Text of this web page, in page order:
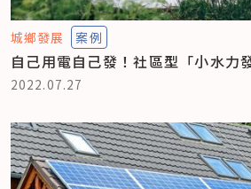
城鄉發展 案例
自己用電自己發！社區型「小水力
2022.07.27